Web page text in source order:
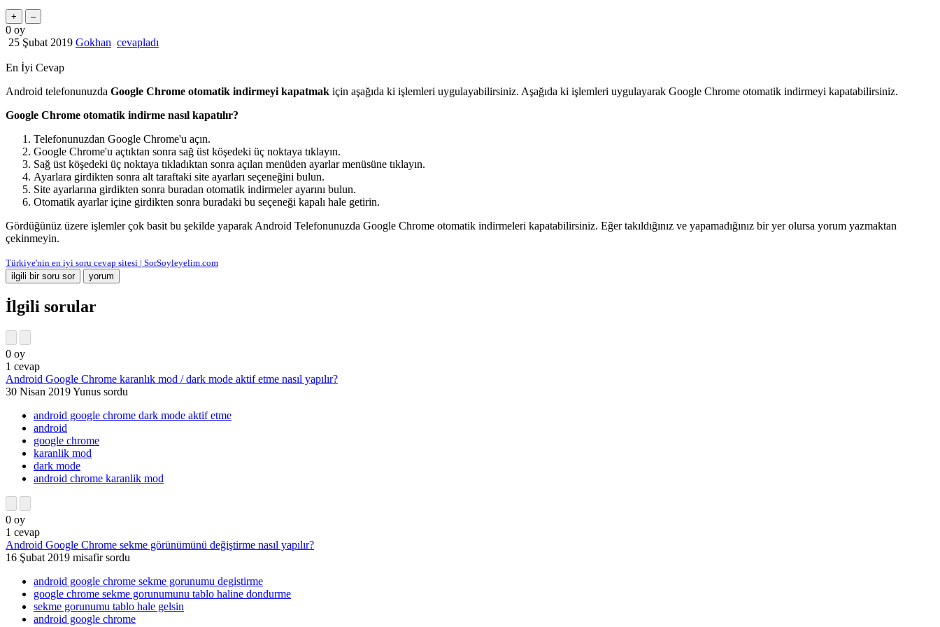
0 oy
25 Şubat 2019 Gokhan cevapladı
En İyi Cevap
Android telefonunuzda Google Chrome otomatik indirmeyi kapatmak için aşağıda ki işlemleri uygulayabilirsiniz. Aşağıda ki işlemleri uygulayarak Google Chrome otomatik indirmeyi kapatabilirsiniz.
Google Chrome otomatik indirme nasıl kapatılır?
Telefonunuzdan Google Chrome'u açın.
Google Chrome'u açtıktan sonra sağ üst köşedeki üç noktaya tıklayın.
Sağ üst köşedeki üç noktaya tıkladıktan sonra açılan menüden ayarlar menüsüne tıklayın.
Ayarlara girdikten sonra alt taraftaki site ayarları seçeneğini bulun.
Site ayarlarına girdikten sonra buradan otomatik indirmeler ayarını bulun.
Otomatik ayarlar içine girdikten sonra buradaki bu seçeneği kapalı hale getirin.
Gördüğünüz üzere işlemler çok basit bu şekilde yaparak Android Telefonunuzda Google Chrome otomatik indirmeleri kapatabilirsiniz. Eğer takıldığınız ve yapamadığınız bir yer olursa yorum yazmaktan
çekinmeyin.
Türkiye'nin en iyi soru cevap sitesi | SorSoyleyelim.com
İlgili sorular
0 oy
1 cevap
Android Google Chrome karanlık mod / dark mode aktif etme nasıl yapılır?
30 Nisan 2019Yunus sordu
android google chrome dark mode aktif etme
android
google chrome
karanlik mod
dark mode
android chrome karanlik mod
0 oy
1 cevap
Android Google Chrome sekme görünümünü değiştirme nasıl yapılır?
16 Şubat 2019 misafir sordu
android google chrome sekme gorunumu degistirme
google chrome sekme gorunumunu tablo haline dondurme
sekme gorunumu tablo hale gelsin
android google chrome